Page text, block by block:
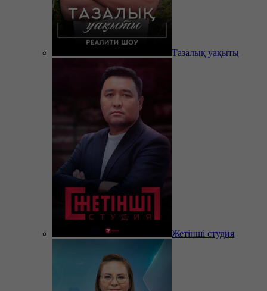
Тазалық уақыты
Жетінші студия